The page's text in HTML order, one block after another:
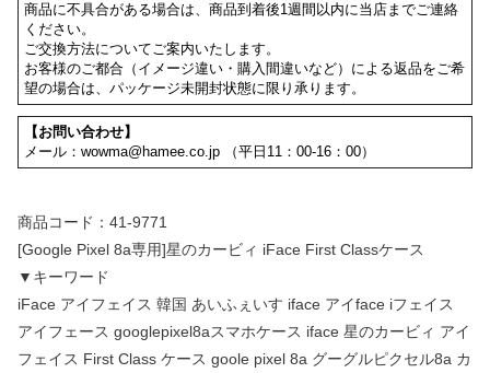
商品コード：41-9771
[Google Pixel 8a専用]星のカービィ iFace First Classケース
▼キーワード
iFace アイフェイス 韓国 あいふぇいす iface アイface iフェイス
アイフェース googlepixel8aスマホケース iface 星のカービィ アイ
フェイス First Class ケース goole pixel 8a グーグルピクセル8a カ